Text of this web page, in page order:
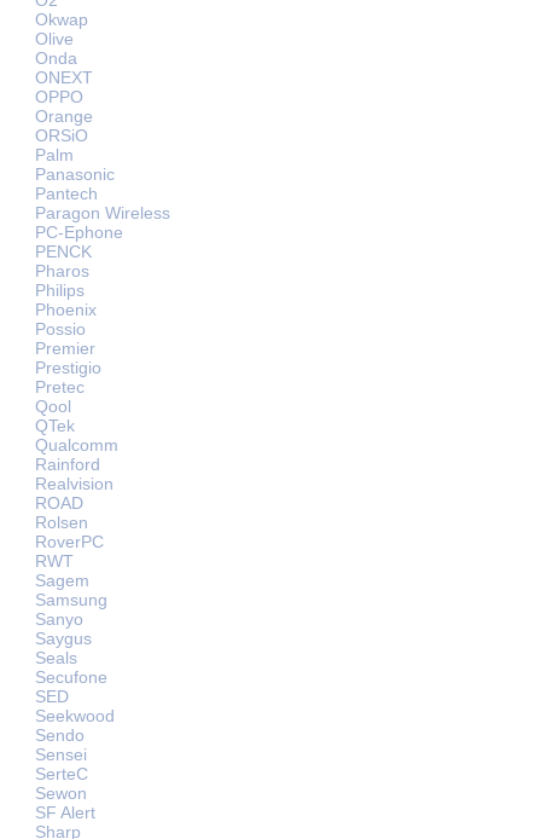
Okwap
Olive
Onda
ONEXT
OPPO
Orange
ORSiO
Palm
Panasonic
Pantech
Paragon Wireless
PC-Ephone
PENCK
Pharos
Philips
Phoenix
Possio
Premier
Prestigio
Pretec
Qool
QTek
Qualcomm
Rainford
Realvision
ROAD
Rolsen
RoverPC
RWT
Sagem
Samsung
Sanyo
Saygus
Seals
Secufone
SED
Seekwood
Sendo
Sensei
SerteC
Sewon
SF Alert
Sharp